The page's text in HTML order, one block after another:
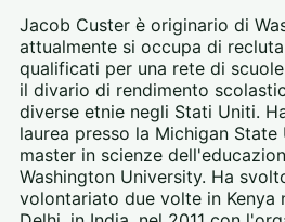
Jacob Custer è originario di
attualmente si occupa di
qualificati per una rete di
il divario di rendimento
diverse etnie negli Stati Uniti.
laurea presso la Michigan State
master in scienze
Washington University. Ha
volontariato due volte in Kenya